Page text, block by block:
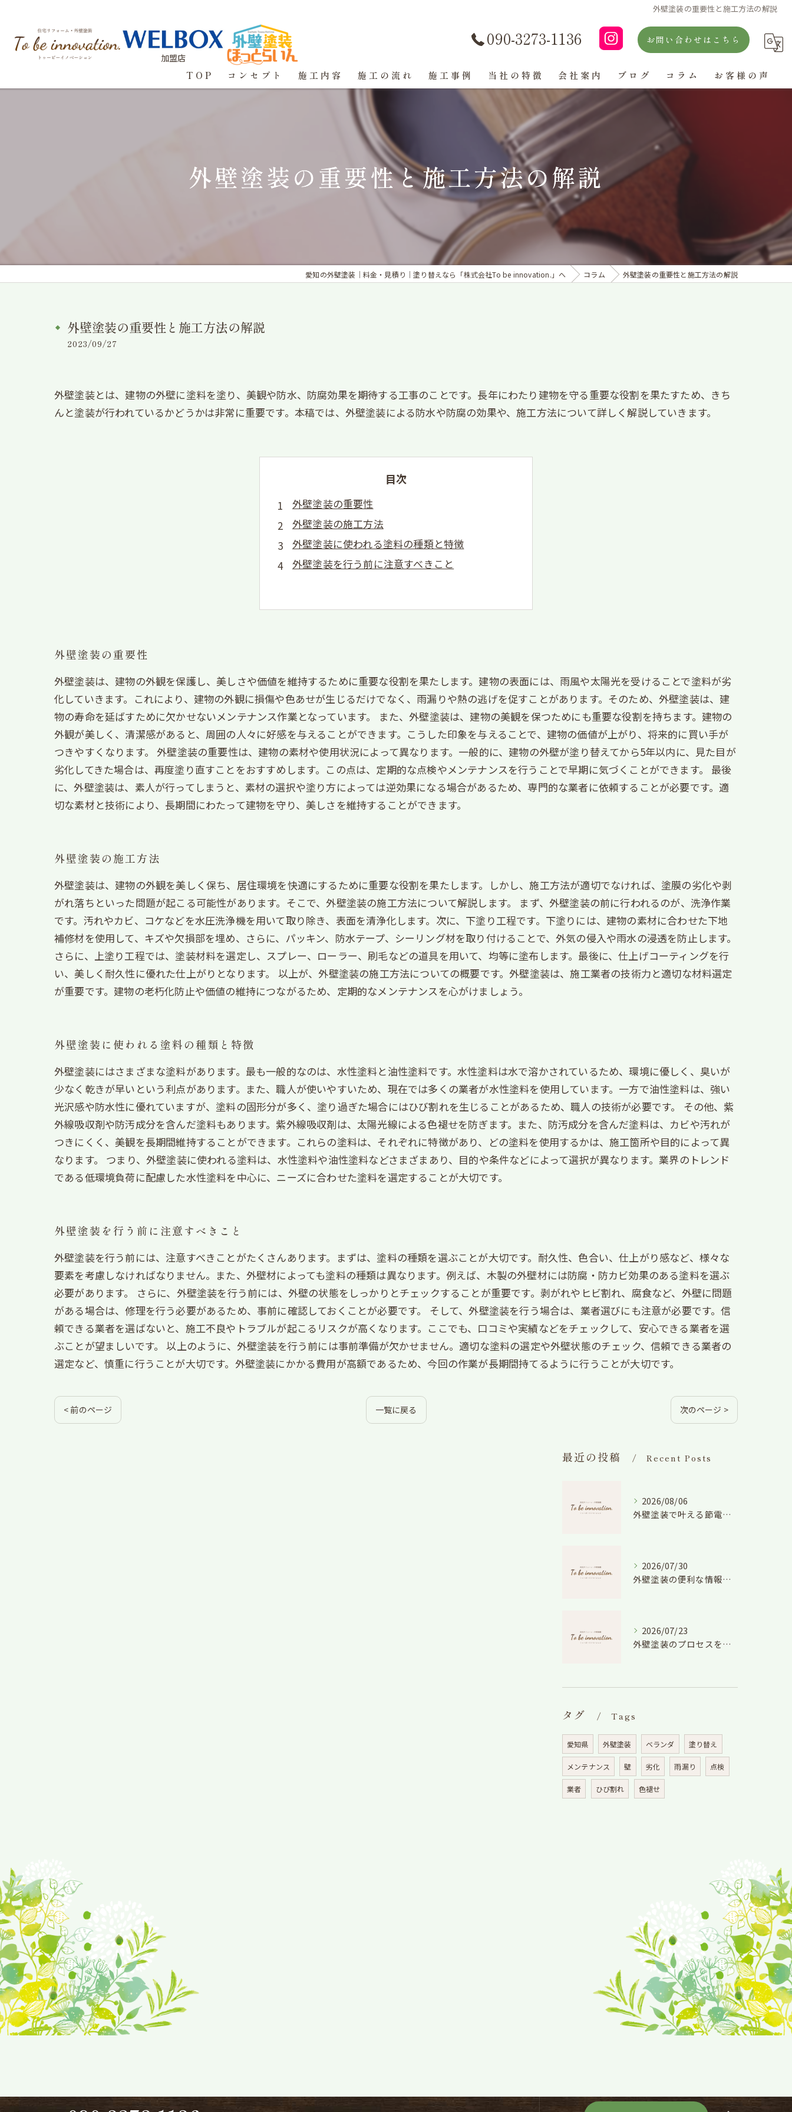
外壁塗装の重要性と施工方法の解説
加盟店
090-3273-1136 お問い合わせはこちら
TOP コンセプト 施工内容 施工の流れ 施工事例 当社の特徴
戸建て
マンション
防水工事
コーキング
会社案内
よくある質問
ブログ コラム お客様の声
外壁塗装の重要性と施工方法の解説
愛知の外壁塗装｜料金・見積り｜塗り替えなら「株式会社To be innovation.」へ コラム 外壁塗装の重要性と施工方法の解説
外壁塗装の重要性と施工方法の解説
2023/09/27
外壁塗装とは、建物の外壁に塗料を塗り、美観や防水、防腐効果を期待する工事のことです。長年にわたり建物を守る重要な役割を果たすため、きち
んと塗装が行われているかどうかは非常に重要です。本稿では、外壁塗装による防水や防腐の効果や、施工方法について詳しく解説していきます。
目次
外壁塗装の重要性
外壁塗装の施工方法
外壁塗装に使われる塗料の種類と特徴
外壁塗装を行う前に注意すべきこと
外壁塗装の重要性
外壁塗装は、建物の外観を保護し、美しさや価値を維持するために重要な役割を果たします。建物の表面には、雨風や太陽光を受けることで塗料が劣
化していきます。これにより、建物の外観に損傷や色あせが生じるだけでなく、雨漏りや熱の逃げを促すことがあります。そのため、外壁塗装は、建
物の寿命を延ばすために欠かせないメンテナンス作業となっています。 また、外壁塗装は、建物の美観を保つためにも重要な役割を持ちます。建物の
外観が美しく、清潔感があると、周囲の人々に好感を与えることができます。こうした印象を与えることで、建物の価値が上がり、将来的に買い手が
つきやすくなります。 外壁塗装の重要性は、建物の素材や使用状況によって異なります。一般的に、建物の外壁が塗り替えてから5年以内に、見た目が
劣化してきた場合は、再度塗り直すことをおすすめします。この点は、定期的な点検やメンテナンスを行うことで早期に気づくことができます。 最後
に、外壁塗装は、素人が行ってしまうと、素材の選択や塗り方によっては逆効果になる場合があるため、専門的な業者に依頼することが必要です。適
切な素材と技術により、長期間にわたって建物を守り、美しさを維持することができます。
外壁塗装の施工方法
外壁塗装は、建物の外観を美しく保ち、居住環境を快適にするために重要な役割を果たします。しかし、施工方法が適切でなければ、塗膜の劣化や剥
がれ落ちといった問題が起こる可能性があります。そこで、外壁塗装の施工方法について解説します。 まず、外壁塗装の前に行われるのが、洗浄作業
です。汚れやカビ、コケなどを水圧洗浄機を用いて取り除き、表面を清浄化します。次に、下塗り工程です。下塗りには、建物の素材に合わせた下地
補修材を使用して、キズや欠損部を埋め、さらに、パッキン、防水テープ、シーリング材を取り付けることで、外気の侵入や雨水の浸透を防止します。
さらに、上塗り工程では、塗装材料を選定し、スプレー、ローラー、刷毛などの道具を用いて、均等に塗布します。最後に、仕上げコーティングを行
い、美しく耐久性に優れた仕上がりとなります。 以上が、外壁塗装の施工方法についての概要です。外壁塗装は、施工業者の技術力と適切な材料選定
が重要です。建物の老朽化防止や価値の維持につながるため、定期的なメンテナンスを心がけましょう。
外壁塗装に使われる塗料の種類と特徴
外壁塗装にはさまざまな塗料があります。最も一般的なのは、水性塗料と油性塗料です。水性塗料は水で溶かされているため、環境に優しく、臭いが
少なく乾きが早いという利点があります。また、職人が使いやすいため、現在では多くの業者が水性塗料を使用しています。一方で油性塗料は、強い
光沢感や防水性に優れていますが、塗料の固形分が多く、塗り過ぎた場合にはひび割れを生じることがあるため、職人の技術が必要です。 その他、紫
外線吸収剤や防汚成分を含んだ塗料もあります。紫外線吸収剤は、太陽光線による色褪せを防ぎます。また、防汚成分を含んだ塗料は、カビや汚れが
つきにくく、美観を長期間維持することができます。これらの塗料は、それぞれに特徴があり、どの塗料を使用するかは、施工箇所や目的によって異
なります。 つまり、外壁塗装に使われる塗料は、水性塗料や油性塗料などさまざまあり、目的や条件などによって選択が異なります。業界のトレンド
である低環境負荷に配慮した水性塗料を中心に、ニーズに合わせた塗料を選定することが大切です。
外壁塗装を行う前に注意すべきこと
外壁塗装を行う前には、注意すべきことがたくさんあります。まずは、塗料の種類を選ぶことが大切です。耐久性、色合い、仕上がり感など、様々な
要素を考慮しなければなりません。また、外壁材によっても塗料の種類は異なります。例えば、木製の外壁材には防腐・防カビ効果のある塗料を選ぶ
必要があります。 さらに、外壁塗装を行う前には、外壁の状態をしっかりとチェックすることが重要です。剥がれやヒビ割れ、腐食など、外壁に問題
がある場合は、修理を行う必要があるため、事前に確認しておくことが必要です。 そして、外壁塗装を行う場合は、業者選びにも注意が必要です。信
頼できる業者を選ばないと、施工不良やトラブルが起こるリスクが高くなります。ここでも、口コミや実績などをチェックして、安心できる業者を選
ぶことが望ましいです。 以上のように、外壁塗装を行う前には事前準備が欠かせません。適切な塗料の選定や外壁状態のチェック、信頼できる業者の
選定など、慎重に行うことが大切です。外壁塗装にかかる費用が高額であるため、今回の作業が長期間持てるように行うことが大切です。
< 前のページ 一覧に戻る 次のページ >
最近の投稿 Recent Posts
2026/08/06
外壁塗装で叶える節電効果と愛知県の相場や色選びのポイントを徹底解説
2026/07/30
外壁塗装の便利な情報と失敗しない色や費用判断のコツを徹底解説
2026/07/23
外壁塗装のプロセスを愛知県でスムーズに進めるための工程と費用徹底解説
タグ Tags
愛知県 外壁塗装 ベランダ 塗り替え
メンテナンス 壁 劣化 雨漏り 点検
業者 ひび割れ 色褪せ